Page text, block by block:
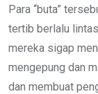
Para “buta”
tertib berlalu
mereka sigap
mengepung dan
dan membuat